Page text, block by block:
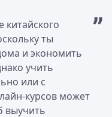
китайского
ты
и экономить
учить
или с
курсов может
выучить